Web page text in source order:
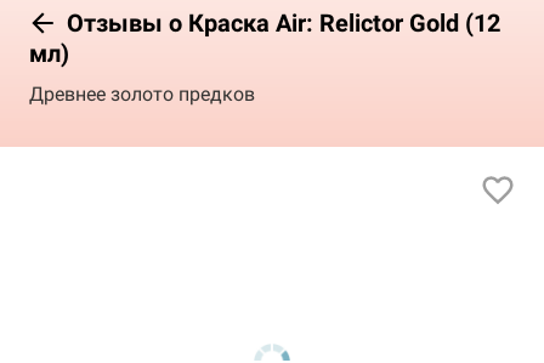
Отзывы о Краска Air: Relictor Gold (12
мл)
Древнее золото предков